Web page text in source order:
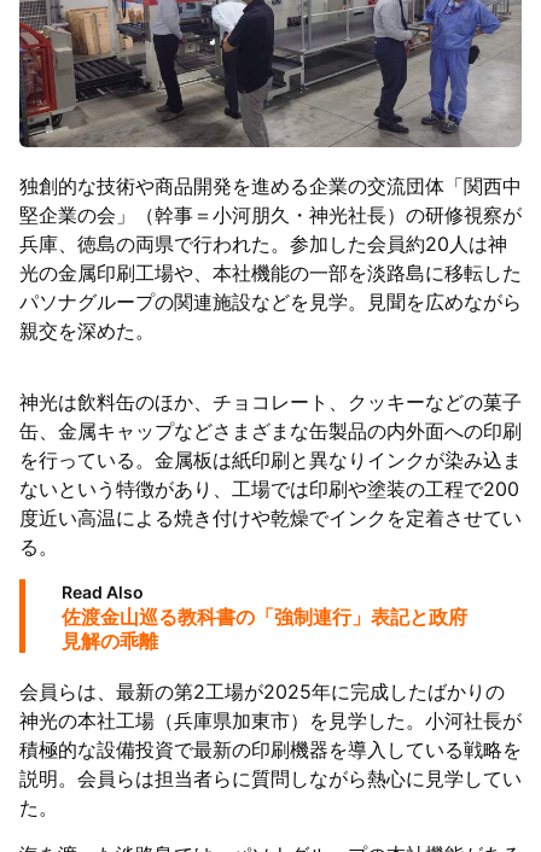
独創的な技術や商品開発を進める企業の交流団体「関西中
堅企業の会」（幹事＝小河朋久・神光社長）の研修視察が
兵庫、徳島の両県で行われた。参加した会員約20人は神
光の金属印刷工場や、本社機能の一部を淡路島に移転した
パソナグループの関連施設などを見学。見聞を広めながら
親交を深めた。
神光は飲料缶のほか、チョコレート、クッキーなどの菓子
缶、金属キャップなどさまざまな缶製品の内外面への印刷
を行っている。金属板は紙印刷と異なりインクが染み込ま
ないという特徴があり、工場では印刷や塗装の工程で200
度近い高温による焼き付けや乾燥でインクを定着させてい
る。
Read Also
佐渡金山巡る教科書の「強制連行」表記と政府
見解の乖離
会員らは、最新の第2工場が2025年に完成したばかりの
神光の本社工場（兵庫県加東市）を見学した。小河社長が
積極的な設備投資で最新の印刷機器を導入している戦略を
説明。会員らは担当者らに質問しながら熱心に見学してい
た。